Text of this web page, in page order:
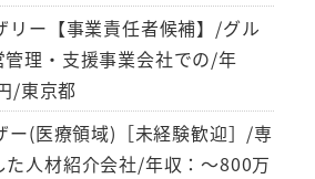
リー【事業責任者候補】/グル
管理・支援事業会社での/年
/東京都
ー(医療領域)［未経験歓迎］/専
た人材紹介会社/年収：～800万